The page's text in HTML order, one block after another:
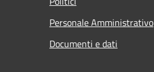
Personale Amministrativo
Documenti e dati